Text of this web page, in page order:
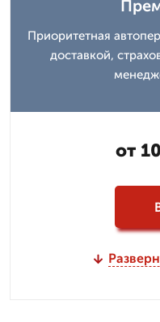
Приоритетная
доставкой,
от